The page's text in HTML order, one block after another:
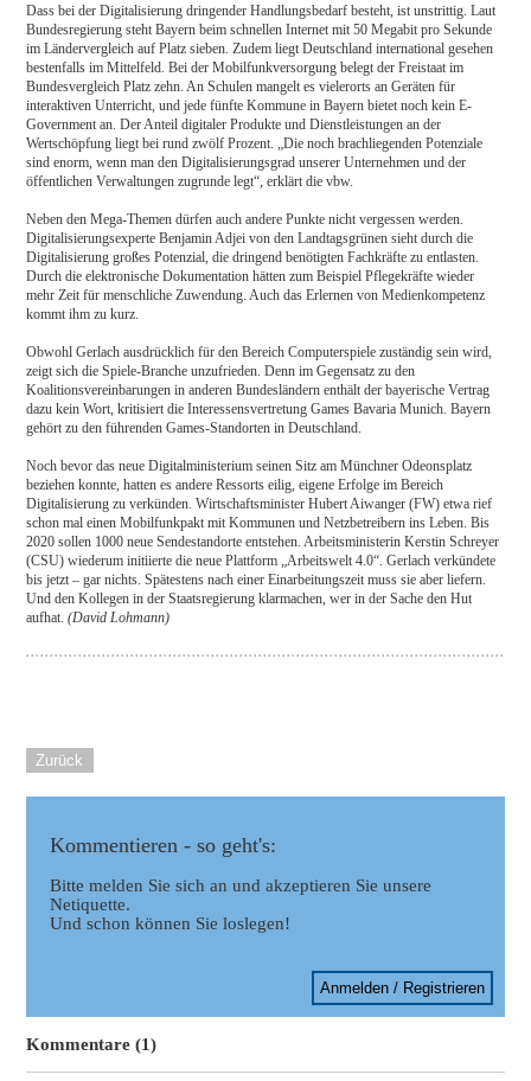
Dass bei der Digitalisierung dringender Handlungsbedarf besteht, ist unstrittig. Laut
Bundesregierung steht Bayern beim schnellen Internet mit 50 Megabit pro Sekunde
im Ländervergleich auf Platz sieben. Zudem liegt Deutschland international gesehen
bestenfalls im Mittelfeld. Bei der Mobilfunkversorgung belegt der Freistaat im
Bundesvergleich Platz zehn. An Schulen mangelt es vielerorts an Geräten für
interaktiven Unterricht, und jede fünfte Kommune in Bayern bietet noch kein E-
Government an. Der Anteil digitaler Produkte und Dienstleistungen an der
Wertschöpfung liegt bei rund zwölf Prozent. „Die noch brachliegenden Potenziale
sind enorm, wenn man den Digitalisierungsgrad unserer Unternehmen und der
öffentlichen Verwaltungen zugrunde legt“, erklärt die vbw.
Neben den Mega-Themen dürfen auch andere Punkte nicht vergessen werden.
Digitalisierungsexperte Benjamin Adjei von den Landtagsgrünen sieht durch die
Digitalisierung großes Potenzial, die dringend benötigten Fachkräfte zu entlasten.
Durch die elektronische Dokumentation hätten zum Beispiel Pflegekräfte wieder
mehr Zeit für menschliche Zuwendung. Auch das Erlernen von Medienkompetenz
kommt ihm zu kurz.
Obwohl Gerlach ausdrücklich für den Bereich Computerspiele zuständig sein wird,
zeigt sich die Spiele-Branche unzufrieden. Denn im Gegensatz zu den
Koalitionsvereinbarungen in anderen Bundesländern enthält der bayerische Vertrag
dazu kein Wort, kritisiert die Interessensvertretung Games Bavaria Munich. Bayern
gehört zu den führenden Games-Standorten in Deutschland.
Noch bevor das neue Digitalministerium seinen Sitz am Münchner Odeonsplatz
beziehen konnte, hatten es andere Ressorts eilig, eigene Erfolge im Bereich
Digitalisierung zu verkünden. Wirtschaftsminister Hubert Aiwanger (FW) etwa rief
schon mal einen Mobilfunkpakt mit Kommunen und Netzbetreibern ins Leben. Bis
2020 sollen 1000 neue Sendestandorte entstehen. Arbeitsministerin Kerstin Schreyer
(CSU) wiederum initiierte die neue Plattform „Arbeitswelt 4.0“. Gerlach verkündete
bis jetzt – gar nichts. Spätestens nach einer Einarbeitungszeit muss sie aber liefern.
Und den Kollegen in der Staatsregierung klarmachen, wer in der Sache den Hut
aufhat.(David Lohmann)
Zurück
Kommentieren - so geht's:
Bitte melden Sie sich an und akzeptieren Sie unsere
Netiquette.
Und schon können Sie loslegen!
Anmelden / Registrieren
Kommentare (1)